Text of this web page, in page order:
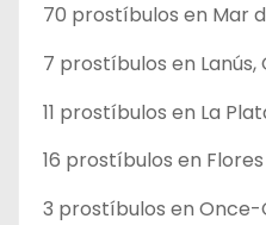
70 prostíbulos en Mar
7 prostíbulos en Lanús,
11 prostíbulos en La
16 prostíbulos en Flores
3 prostíbulos en Once-